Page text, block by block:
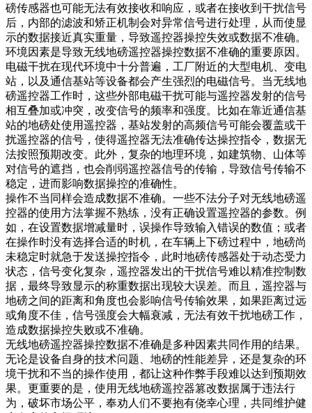
磅传感器也可能无法有效接收和响应，或者在接收到干扰信号
后，内部的滤波和矫正机制会对异常信号进行处理，从而使显
示的数据接近真实重量，导致遥控器操控失效或数据不准确。​
环境因素是导致无线地磅遥控器操控数据不准确的重要原因。
电磁干扰在现代环境中十分普遍，工厂附近的大型电机、变电
站，以及通信基站等设备都会产生强烈的电磁信号。当无线地
磅遥控器工作时，这些外部电磁干扰可能与遥控器发射的信号
相互叠加或冲突，改变信号的频率和强度。比如在靠近通信基
站的地磅处使用遥控器，基站发射的高频信号可能会覆盖或干
扰遥控器的信号，使得遥控器无法准确传达操控指令，数据无
法按照预期改变。此外，复杂的地理环境，如建筑物、山体等
对信号的遮挡，也会削弱遥控器信号的传输，导致信号传输不
稳定，进而影响数据操控的准确性。​
操作不当同样会造成数据不准确。一些不法分子对无线地磅遥
控器的使用方法掌握不熟练，没有正确设置遥控器的参数。例
如，在设置数据增减量时，误操作导致输入错误的数值；或者
在操作时没有选择合适的时机，在车辆上下磅过程中，地磅尚
未稳定时就急于发送操控指令，此时地磅传感器处于动态受力
状态，信号变化复杂，遥控器发出的干扰信号难以精准控制数
据，最终导致显示的称重数据出现较大误差。而且，遥控器与
地磅之间的距离和角度也会影响信号传输效果，如果距离过远
或角度不佳，信号强度会大幅衰减，无法有效干扰地磅工作，
造成数据操控失败或不准确。​
无线地磅遥控器操控数据不准确是多种因素共同作用的结果。
无论是设备自身的技术问题、地磅的性能差异，还是复杂的环
境干扰和不当的操作使用，都让这种作弊手段难以达到预期效
果。更重要的是，使用无线地磅遥控器篡改数据属于违法行
为，破坏市场公平，奉劝人们不要抱有侥幸心理，共同维护健